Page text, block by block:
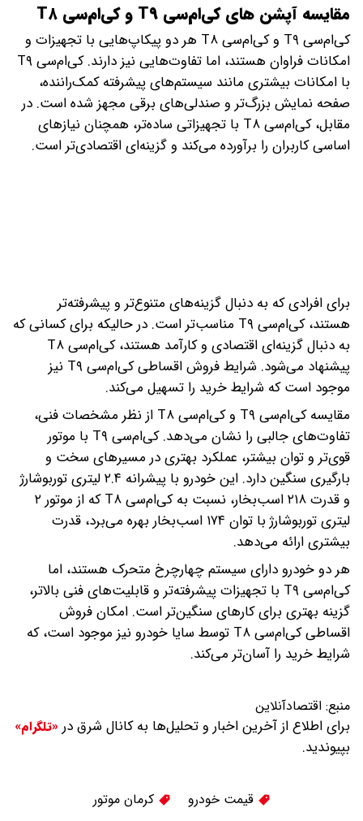
مقایسه آپشن های کی‌ام‌سی T۹ و کی‌ام‌سی T۸
کی‌ام‌سی T۹ و کی‌ام‌سی T۸ هر دو پیکاپ‌هایی با تجهیزات و
امکانات فراوان هستند، اما تفاوت‌هایی نیز دارند. کی‌ام‌سی T۹
با امکانات بیشتری مانند سیستم‌های پیشرفته کمک‌راننده،
صفحه نمایش بزرگ‌تر و صندلی‌های برقی مجهز شده است. در
مقابل، کی‌ام‌سی T۸ با تجهیزاتی ساده‌تر، همچنان نیازهای
اساسی کاربران را برآورده می‌کند و گزینه‌ای اقتصادی‌تر است.
برای افرادی که به دنبال گزینه‌های متنوع‌تر و پیشرفته‌تر
هستند، کی‌ام‌سی T۹ مناسب‌تر است. در حالیکه برای کسانی که
به دنبال گزینه‌ای اقتصادی و کارآمد هستند، کی‌ام‌سی T۸
پیشنهاد می‌شود. شرایط فروش اقساطی کی‌ام‌سی T۹ نیز
موجود است که شرایط خرید را تسهیل می‌کند.
مقایسه کی‌ام‌سی T۹ و کی‌ام‌سی T۸ از نظر مشخصات فنی،
تفاوت‌های جالبی را نشان می‌دهد. کی‌ام‌سی T۹ با موتور
قوی‌تر و توان بیشتر، عملکرد بهتری در مسیرهای سخت و
بارگیری سنگین دارد. این خودرو با پیشرانه ۲.۴ لیتری توربوشارژ
و قدرت ۲۱۸ اسب‌بخار، نسبت به کی‌ام‌سی T۸ که از موتور ۲
لیتری توربوشارژ با توان ۱۷۴ اسب‌بخار بهره می‌برد، قدرت
بیشتری ارائه می‌دهد.
هر دو خودرو دارای سیستم چهارچرخ متحرک هستند، اما
کی‌ام‌سی T۹ با تجهیزات پیشرفته‌تر و قابلیت‌های فنی بالاتر،
گزینه بهتری برای کارهای سنگین‌تر است. امکان فروش
اقساطی کی‌ام‌سی T۸ توسط سایا خودرو نیز موجود است، که
شرایط خرید را آسان‌تر می‌کند.
منبع: اقتصادآنلاین
برای اطلاع از آخرین اخبار و تحلیل‌ها به کانال شرق در «تلگرام»
بپیوندید.
قیمت خودرو
کرمان موتور